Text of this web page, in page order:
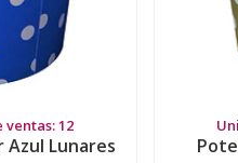
12
Azul Lunares